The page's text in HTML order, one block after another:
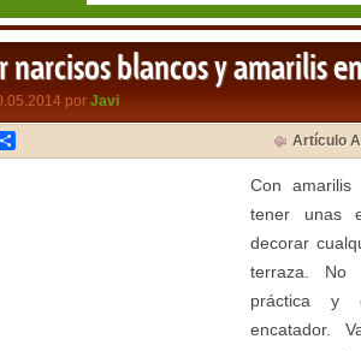
narcisos blancos y amarilis
por Javi
Email Artículo
Con amarilis
tener unas
decorar
terraza. No
práctica y
encatador.